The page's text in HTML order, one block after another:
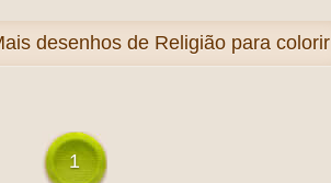
desenhos de Religião para colorir
1